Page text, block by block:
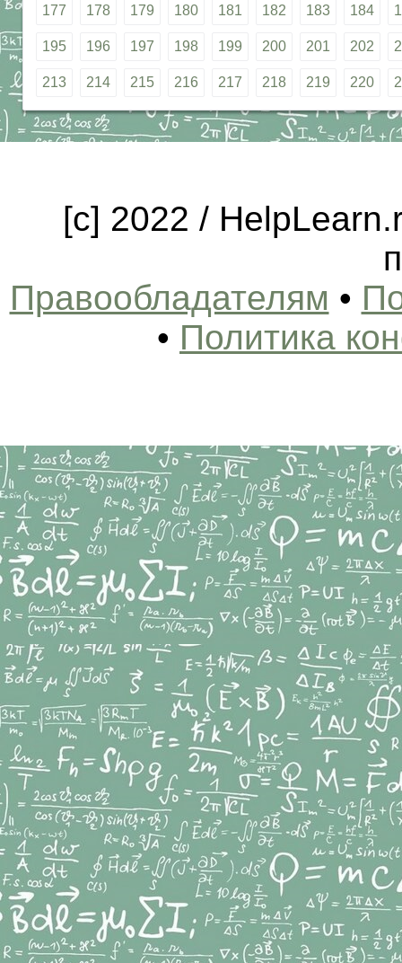
177 178 179 180 181 182 183 184
195 196 197 198 199 200 201 202
213 214 215 216 217 218 219 220
[c] 2022 /
Правообладателям •
• Политика